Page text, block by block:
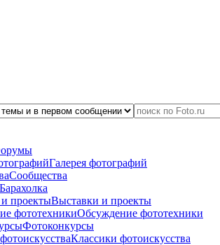
Галерея фотографий
Сообщества
Барахолка
Выставки и проекты
Обсуждение фототехники
Фотоконкурсы
Классики фотоискусства